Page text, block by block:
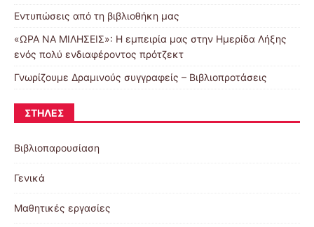
Εντυπώσεις από τη βιβλιοθήκη μας
«ΩΡΑ ΝΑ ΜΙΛΗΣΕΙΣ»: Η εμπειρία μας στην Ημερίδα Λήξης
ενός πολύ ενδιαφέροντος πρότζεκτ
Γνωρίζουμε Δραμινούς συγγραφείς – Βιβλιοπροτάσεις
ΣΤΉΛΕΣ
Βιβλιοπαρουσίαση
Γενικά
Μαθητικές εργασίες